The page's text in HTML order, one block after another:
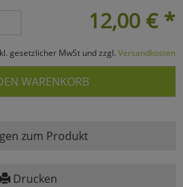
12,00 € *
gesetzlicher MwSt und zzgl. Versandkosten
WARENKORB
zum Produkt
Drucken
speichern